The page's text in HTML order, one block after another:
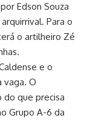
Edson Souza
Para o
o artilheiro Zé
e o
vaga. O
do que precisa
Grupo A-6 da